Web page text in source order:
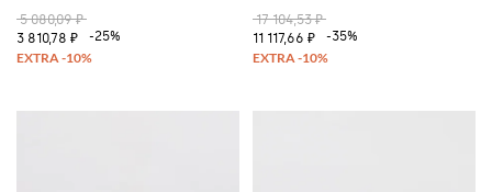
5 080,09 ₽
3 810,78 ₽
-25%
17 104,53 ₽
11 117,66 ₽
-35%